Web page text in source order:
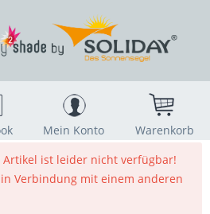
Mein Konto
Warenkorb
Artikel ist leider nicht verfügbar!
Verbindung mit einem anderen